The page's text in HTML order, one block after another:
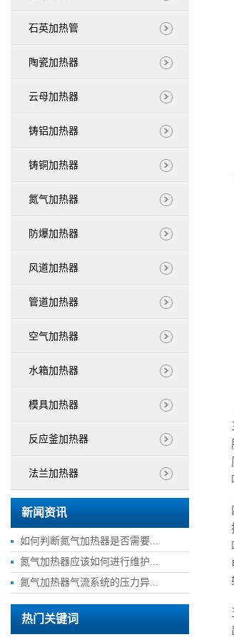
石英加热管
陶瓷加热器
云母加热器
铸铝加热器
铸铜加热器
氮气加热器
防爆加热器
风道加热器
管道加热器
空气加热器
水箱加热器
模具加热器
反应釜加热器
法兰加热器
新闻资讯
如何判断氮气加热器是否需要...
氮气加热器应该如何进行维护...
氮气加热器气流系统的压力异...
热门关键词